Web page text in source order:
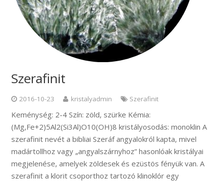
Szerafinit
2016-10-23 kristalyadmin Szerafinit
Keménység: 2-4 Szín: zöld, szürke Kémia:
(Mg,Fe+2)5Al2(Si3Al)O10(OH)8 kristályosodás: monoklin A
szerafinit nevét a bibliai Szeráf angyalokról kapta, mivel
madártollhoz vagy „angyalszárnyhoz” hasonlóak kristályai
megjelenése, amelyek zöldesek és ezüstös fényük van. A
szerafinit a klorit csoporthoz tartozó klinoklór egy